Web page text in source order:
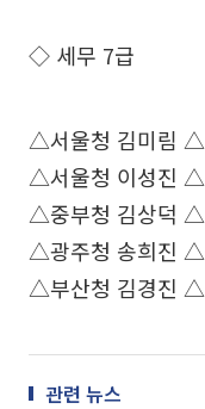
◇ 세무 7급
△서울청 김미림 △
△서울청 이성진 △
△중부청 김상덕
△광주청 송희진
△부산청 김경진 △
관련 뉴스